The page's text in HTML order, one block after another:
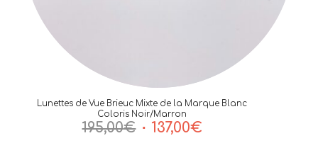
Lunettes de Vue Brieuc Mixte de la Marque Blanc
Coloris Noir/Marron
195,00€ Le137,00€